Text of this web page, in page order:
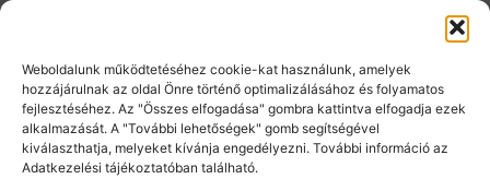
Weboldalunk működtetéséhez cookie-kat használunk, amelyek
hozzájárulnak az oldal Önre történő optimalizálásához és folyamatos
fejlesztéséhez. Az "Összes elfogadása" gombra kattintva elfogadja ezek
alkalmazását. A "További lehetőségek" gomb segítségével
kiválaszthatja, melyeket kívánja engedélyezni. További információ az
Adatkezelési tájékoztatóban található.
E-mail: info@kossuth-klub.hu
Támogatóink: